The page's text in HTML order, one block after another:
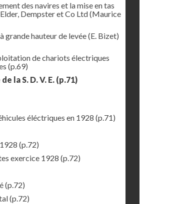
des navires et la mise en tas
Dempster et Co Ltd (Maurice
grande hauteur de levée (E. Bizet)
de chariots électriques
(p.69)
la S. D. V. E. (p.71)
éléctriques en 1928 (p.71)
(p.72)
exercice 1928 (p.72)
(p.72)
(p.72)